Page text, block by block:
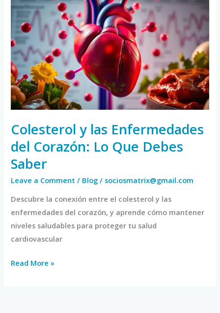
Colesterol y las Enfermedades
del Corazón: Lo Que Debes
Saber
Leave a Comment / Blog / sociosmatrix@gmail.com
Descubre la conexión entre el colesterol y las
enfermedades del corazón, y aprende cómo mantener
niveles saludables para proteger tu salud
cardiovascular
Colesterol
las
Enfermedades
del
Corazón:
Lo
Que
Debes
Saber
Read More »